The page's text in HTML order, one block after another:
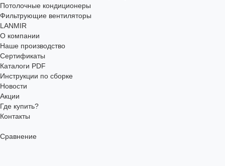
Потолочные кондиционеры
Фильтрующие вентиляторы
LANMIR
О компании
Наше производство
Сертификаты
Каталоги PDF
Инструкции по сборке
Новости
Акции
Где купить?
Контакты
Сравнение